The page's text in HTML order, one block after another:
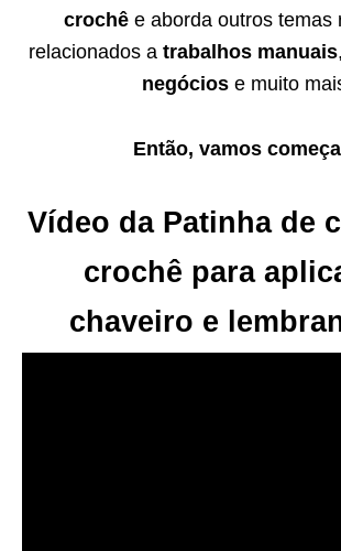
crochê e aborda outros temas
relacionados a trabalhos manuais,
negóciose muito
Então, vamos
Vídeo da Patinha de
crochê para
chaveiro e